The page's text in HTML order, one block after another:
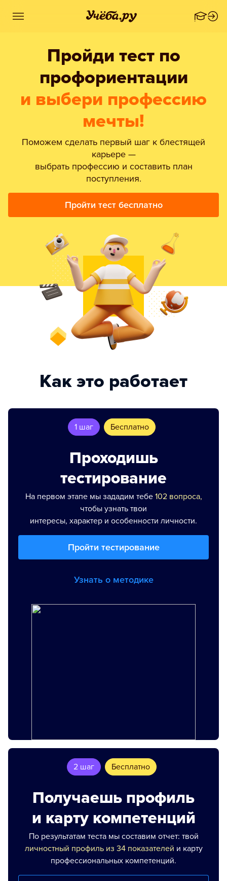
Пройди тест по
профориентации
и выбери профессию
мечты!
Поможем сделать первый шаг к блестящей
карьере —
выбрать профессию и составить план
поступления.
Пройти тест бесплатно
Как это работает
1 шаг Бесплатно
Проходишь
тестирование
На первом этапе мы зададим тебе 102 вопроса,
чтобы узнать твои
интересы, характер и особенности личности.
Пройти тестирование
Узнать о методике
2 шаг Бесплатно
Получаешь профиль
и карту компетенций
По результатам теста мы составим отчет: твой
личностный профиль из 34 показателей и карту
профессиональных компетенций.